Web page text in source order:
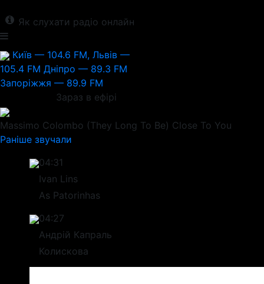
Як слухати радіо онлайн
Київ — 104.6 FM, Львів —
105.4 FM Дніпро — 89.3 FM
Запоріжжя — 89.9 FM
Зараз в ефірі
Massimo Colombo (They Long To Be) Close To You
Раніше звучали
04:31
Ivan Lins
As Patorinhas
04:27
Андрій Капраль
Колискова